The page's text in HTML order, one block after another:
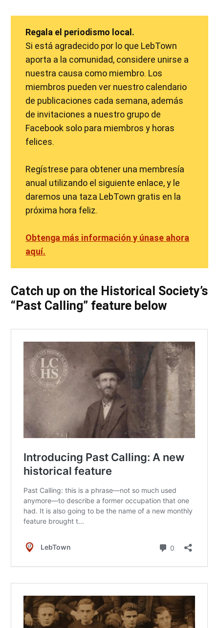
Regala el periodismo local.
Si está agradecido por lo que LebTown
aporta a la comunidad, considere unirse a
nuestra causa como miembro. Los
miembros pueden ver nuestro calendario
de publicaciones cada semana, además
de invitaciones a nuestro grupo de
Facebook solo para miembros y horas
felices.
Regístrese para obtener una membresía
anual utilizando el siguiente enlace, y le
daremos una taza LebTown gratis en la
próxima hora feliz.
Obtenga más información y únase ahora
aquí.
Catch up on the Historical Society’s
“Past Calling” feature below